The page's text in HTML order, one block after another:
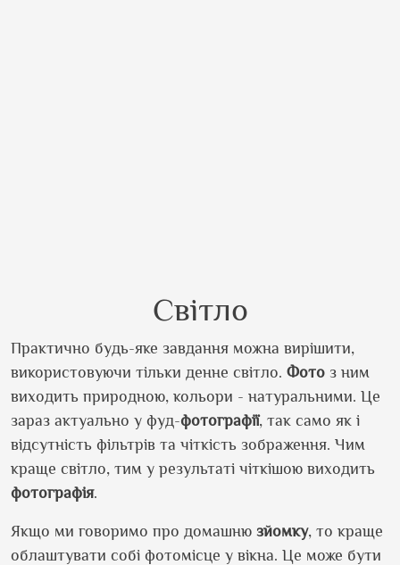
Світло
Практично будь-яке завдання можна вирішити,
використовуючи тільки денне світло. Фото з ним
виходить природною, кольори - натуральними. Це
зараз актуально у фуд-фотографії, так само як і
відсутність фільтрів та чіткість зображення. Чим
краще світло, тим у результаті чіткішою виходить
фотографія.
Якщо ми говоримо про домашню зйомку, то краще
облаштувати собі фотомісце у вікна. Це може бути